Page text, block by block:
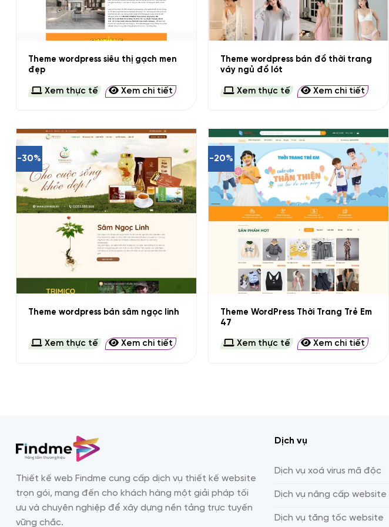
Theme wordpress siêu thị gạch men
đẹp
Xem thực tế Xem chi tiết
+
Theme wordpress bán đồ thời trang
váy ngủ đồ lót
Xem thực tế Xem chi tiết
-30%
Theme wordpress bán sâm ngọc linh
Xem thực tế Xem chi tiết
-20%
Theme WordPress Thời Trang Trẻ Em
47
Xem thực tế Xem chi tiết
Thiết kế web Findme cung cấp dịch vụ thiết kế website
trọn gói, mang đến cho khách hàng một giải pháp tối
ưu và chuyên nghiệp để xây dựng nền tảng trực tuyến
vững chắc.
Dịch vụ
Dịch vụ xoá virus mã độc
Dịch vụ nâng cấp website
Dịch vụ tăng tốc website